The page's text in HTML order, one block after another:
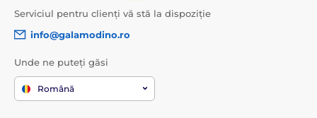
Serviciul pentru clienți vă stă la dispoziție
info@galamodino.ro
Unde ne puteți găsi
Română